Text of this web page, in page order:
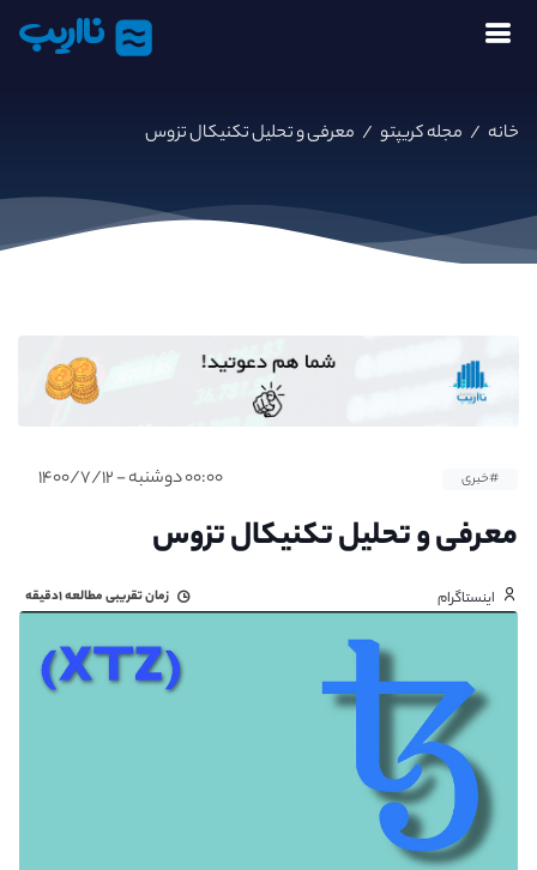
نااریب
خانه / مجله کریپتو / معرفی و تحلیل تکنیکال تزوس
#خبری ۰۰:۰۰ دوشنبه - ۱۴۰۰/۷/۱۲
معرفی و تحلیل تکنیکال تزوس
اینستاگرام زمان تقریبی مطالعه۱دقیقه